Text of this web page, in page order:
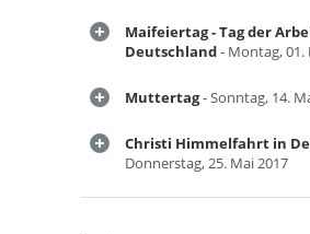
Maifeiertag - Tag der
Deutschland- Montag, 01.
Muttertag- Sonntag, 14.
Christi Himmelfahrt in
Donnerstag, 25. Mai 2017